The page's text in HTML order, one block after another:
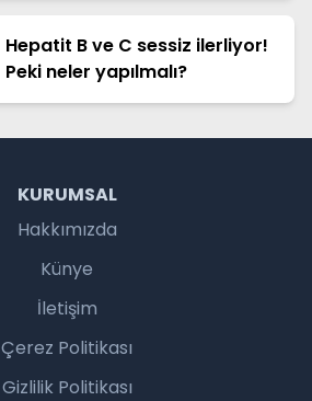
Hepatit B ve C sessiz ilerliyor!
Peki neler yapılmalı?
KURUMSAL
Hakkımızda
Künye
İletişim
Çerez Politikası
Gizlilik Politikası